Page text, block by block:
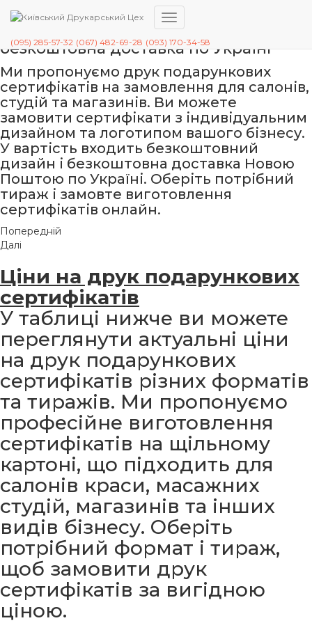
Перемкнути
навігацію
(095) 285-57-32 (067) 482-69-28 (093) 170-34-58
Друк подарункових сертифікатів —
безкоштовний дизайн та
безкоштовна доставка по Україні
Ми пропонуємо друк подарункових
сертифікатів на замовлення для салонів,
студій та магазинів. Ви можете
замовити сертифікати з індивідуальним
дизайном та логотипом вашого бізнесу.
У вартість входить безкоштовний
дизайн і безкоштовна доставка Новою
Поштою по Україні. Оберіть потрібний
тираж і замовте виготовлення
сертифікатів онлайн.
Попередній
Далі
Ціни на друк подарункових
сертифікатів
У таблиці нижче ви можете
переглянути актуальні ціни
на друк подарункових
сертифікатів різних форматів
та тиражів. Ми пропонуємо
професійне виготовлення
сертифікатів на щільному
картоні, що підходить для
салонів краси, масажних
студій, магазинів та інших
видів бізнесу. Оберіть
потрібний формат і тираж,
щоб замовити друк
сертифікатів за вигідною
ціною.